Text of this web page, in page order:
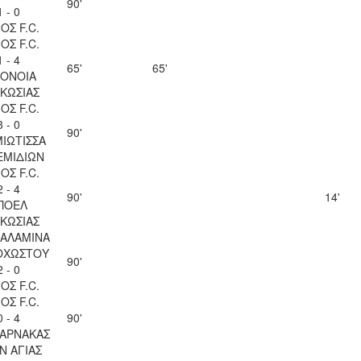
- 0
F.C.
90'
F.C.
- 4
65' 65'
F.C.
- 0
90'
F.C.
- 4
90' 14'
- 0
F.C.
90'
F.C.
- 4
90'
ΑΓΙΑΣ